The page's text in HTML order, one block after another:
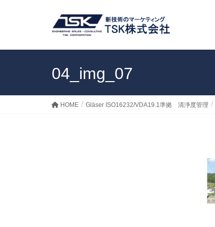
04_img_07
HOME Gläser ISO16232/VDA19.1準拠 清浄度管理